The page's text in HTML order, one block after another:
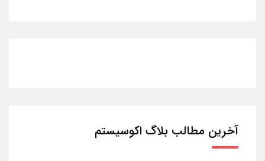
آخرین مطالب بلاگ اکوسیستم